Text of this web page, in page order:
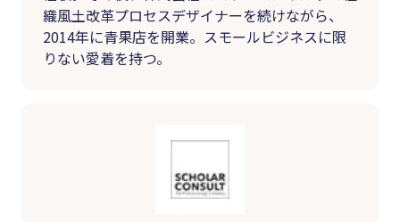
織風土改革プロセスデザイナーを続けながら、
2014年に青果店を開業。スモールビジネスに限
りない愛着を持つ。